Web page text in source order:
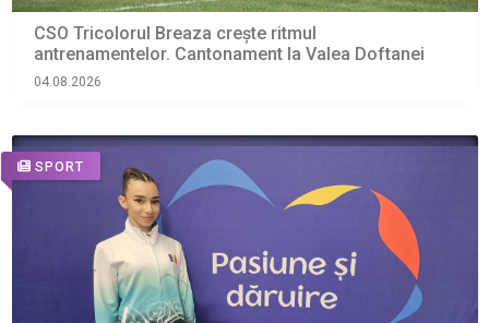
CSO Tricolorul Breaza crește ritmul
antrenamentelor. Cantonament la Valea Doftanei
04.08.2026
SPORT